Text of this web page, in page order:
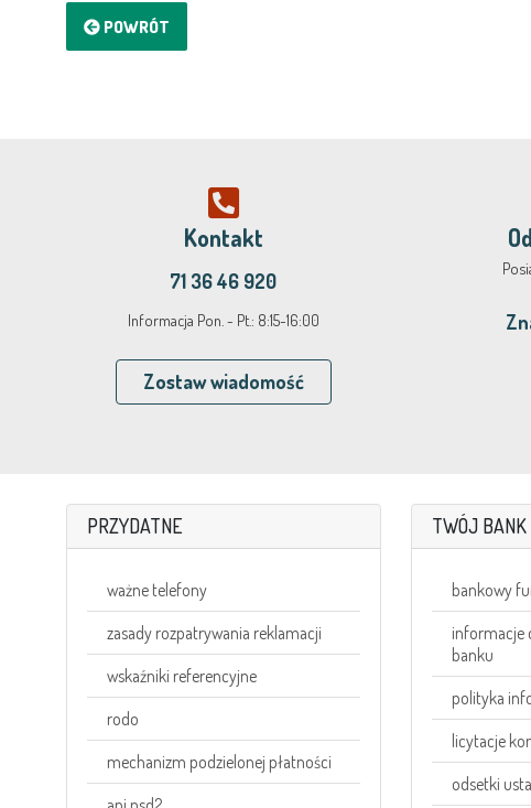
POWRÓT
Kontakt
71 36 46 920
Informacja Pon. - Pt.: 8:15-16:00
Zostaw wiadomość
PRZYDATNE
ważne telefony
zasady rozpatrywania reklamacji
wskaźniki referencyjne
rodo
mechanizm podzielonej płatności
TWÓJ BANK
bankowy
informacje
banku
polityka
licytacje
odsetki